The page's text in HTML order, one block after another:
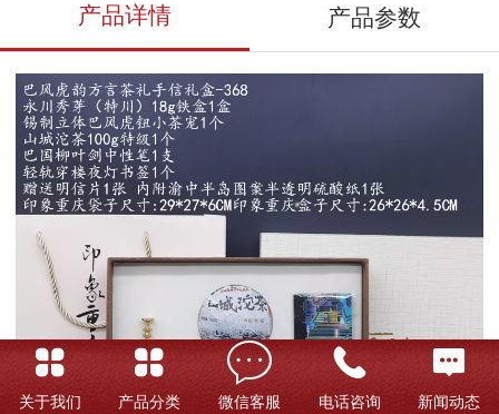
产品详情 产品参数
关于我们 产品分类 微信客服 电话咨询 新闻动态